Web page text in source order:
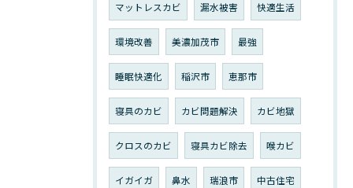
マットレスカビ 漏水被害 快適生活
環境改善 美濃加茂市 最強
睡眠快適化 稲沢市 恵那市
寝具のカビ カビ問題解決 カビ地獄
クロスのカビ 寝具カビ除去 喉カビ
イガイガ 鼻水 瑞浪市 中古住宅